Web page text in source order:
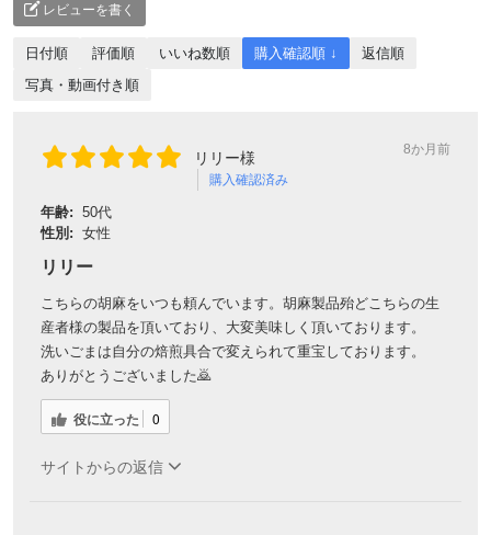
レビューを書く
日付順 評価順 いいね数順 購入確認順 ↓
返信順
写真・動画付き順
リリー様
購入確認済み
8か月前
年齢: 50代
性別: 女性
リリー
こちらの胡麻をいつも頼んでいます。胡麻製品殆どこちらの生
産者様の製品を頂いており、大変美味しく頂いております。
洗いごまは自分の焙煎具合で変えられて重宝しております。
ありがとうございました🙇
役に立った 0
サイトからの返信